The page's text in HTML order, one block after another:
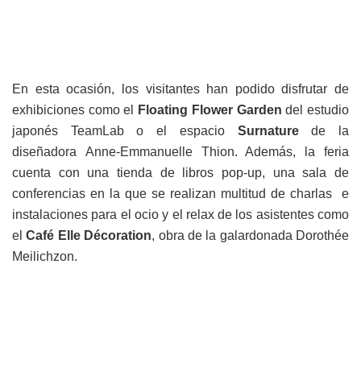
En esta ocasión, los visitantes han podido disfrutar de
exhibiciones como el
Floating Flower Garden del estudio
japonés TeamLab o el espacio Surnaturede la
diseñadora Anne-Emmanuelle Thion. Además, la feria
cuenta con una tienda de libros pop-up, una sala de
conferencias en la que se realizan multitud de charlas e
instalaciones para el ocio y el relax de los asistentes como
elCafé Elle Décoration, obra de la galardonada Dorothée
Meilichzon.